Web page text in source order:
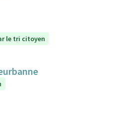
le tri citoyen